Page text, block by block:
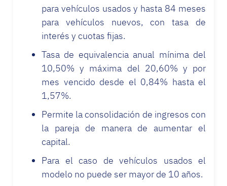
para vehículos usados y hasta 84 meses
para vehículos nuevos, con tasa de
interés y cuotas fijas.
Tasa de equivalencia anual mínima del
10,50% y máxima del 20,60% y por
mes vencido desde el 0,84% hasta el
1,57%.
Permite la consolidación de ingresos con
la pareja de manera de aumentar el
capital.
Para el caso de vehículos usados el
modelo no puede ser mayor de 10 años.